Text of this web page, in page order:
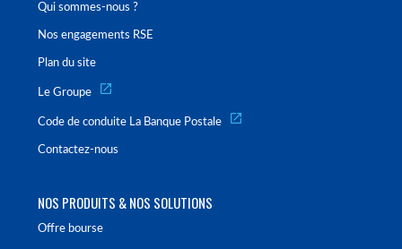
Qui sommes-nous ?
Nos engagements RSE
Plan du site
Le Groupe
Code de conduite La Banque Postale
Contactez-nous
NOS PRODUITS & NOS SOLUTIONS
Offre bourse